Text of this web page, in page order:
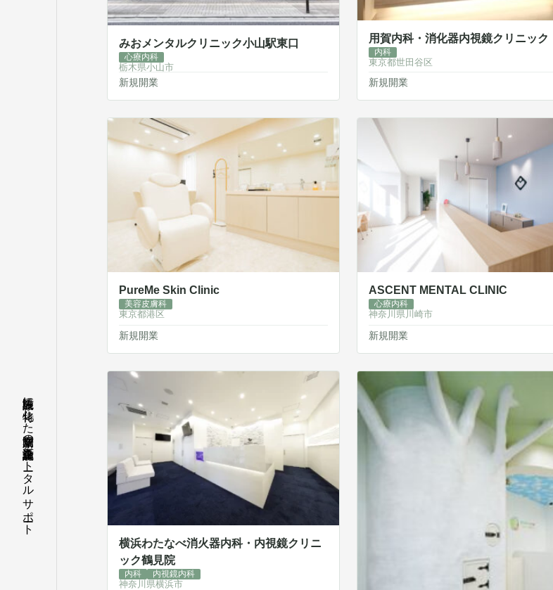
医療施設に特化した新規開業の企画・設計・施工をトータルサポート
みおメンタルクリニック小山駅東口
心療内科
栃木県小山市
新規開業
用賀内科・消化器内視鏡クリニック
内科
東京都世田谷区
新規開業
PureMe Skin Clinic
美容皮膚科
東京都港区
新規開業
ASCENT MENTAL CLINIC
心療内科
神奈川県川崎市
新規開業
横浜わたなべ消火器内科・内視鏡クリニ
ック鶴見院
内科 内視鏡内科
神奈川県横浜市